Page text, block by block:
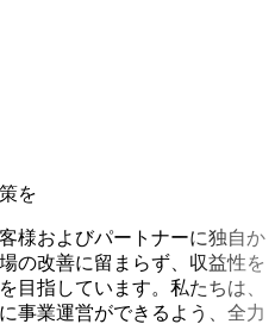
を
様およびパートナーに独自か
の改善に留まらず、収益性を
目指しています。私たちは、
事業運営ができるよう、全力